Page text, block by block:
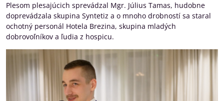
Plesom plesajúcich sprevádzal Mgr. Július Tamas, hudobne
doprevádzala skupina Syntetiz a o mnoho drobností sa staral
ochotný personál Hotela Brezina, skupina mladých
dobrovoľníkov a ľudia z hospicu.